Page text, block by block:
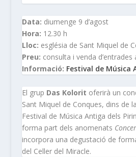
Data: diumenge 9 d’agost
Hora: 12.30 h
Lloc: església de Sant Miquel de
Preu: consulta i venda
Informació: Festival de Música
El grup Das Kolorit oferirà un
Sant Miquel de Conques, dins de
Festival de Música Antiga dels
forma part dels anomenats
incorpora una degustació de
del Celler del Miracle.